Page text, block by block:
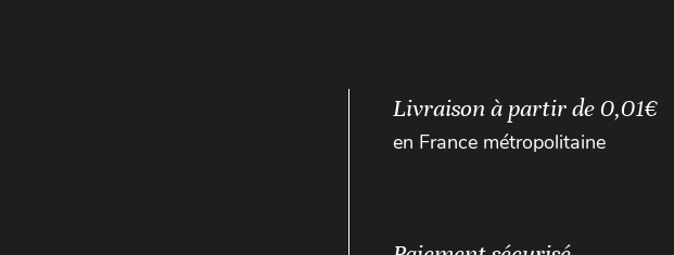
Livraison à partir de 0,01€
en France métropolitaine